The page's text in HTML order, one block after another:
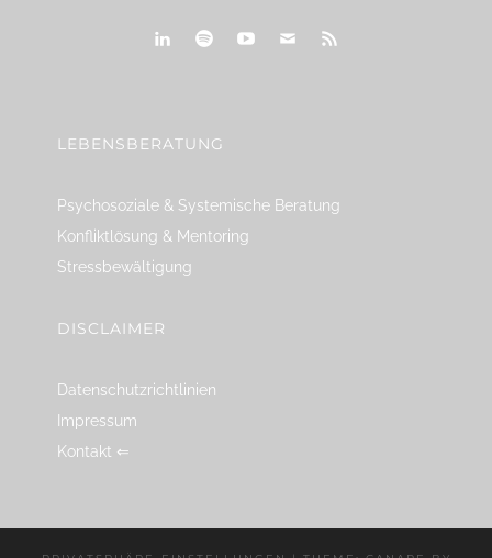
LEBENSBERATUNG
Psychosoziale & Systemische Beratung
Konfliktlösung & Mentoring
Stressbewältigung
DISCLAIMER
Datenschutzrichtlinien
Impressum
Kontakt ⇐